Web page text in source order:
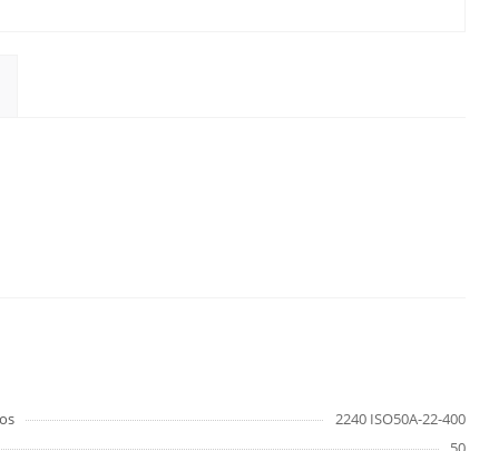
2240 ISO50A-22-400